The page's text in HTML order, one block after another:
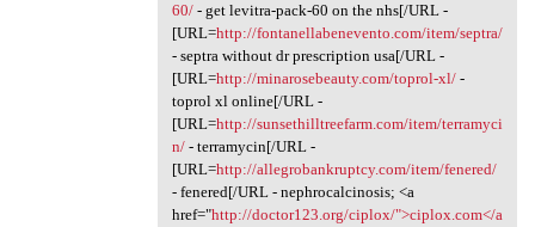
60/- get levitra-pack-60 on the nhs[/URL -
[URL=http://fontanellabenevento.com/item/septra/
- septra without dr prescription usa[/URL -
[URL=http://minarosebeauty.com/toprol-xl/-
toprol xl online[/URL -
[URL=http://sunsethilltreefarm.com/item/terramyci
n/- terramycin[/URL -
[URL=http://allegrobankruptcy.com/item/fenered/
- fenered[/URL - nephrocalcinosis; <a
href="http://doctor123.org/ciplox/">ciplox.com</a